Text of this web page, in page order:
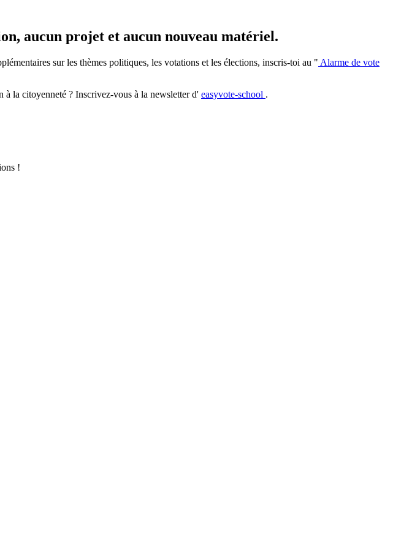
aucun projet et aucun nouveau matériel.
sur les thèmes politiques, les votations et les élections, inscris-toi au " Alarme de vote
à la citoyenneté ? Inscrivez-vous à la newsletter d' easyvote-school .
!